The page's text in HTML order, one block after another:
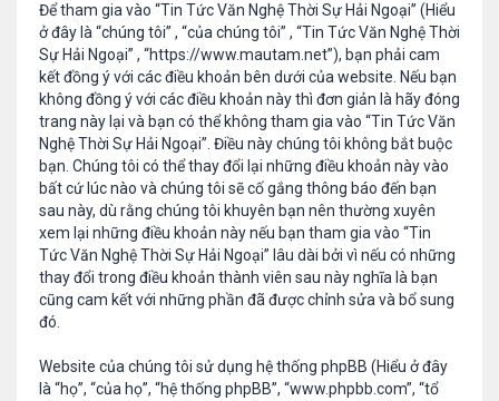
Để tham gia vào “Tin Tức Văn Nghệ Thời Sự Hải Ngoại” (Hiểu
ở đây là “chúng tôi” , “của chúng tôi” , “Tin Tức Văn Nghệ Thời
Sự Hải Ngoại” , “https://www.mautam.net”), bạn phải cam
kết đồng ý với các điều khoản bên dưới của website. Nếu bạn
không đồng ý với các điều khoản này thì đơn giản là hãy đóng
trang này lại và bạn có thể không tham gia vào “Tin Tức Văn
Nghệ Thời Sự Hải Ngoại”. Điều này chúng tôi không bắt buộc
bạn. Chúng tôi có thể thay đổi lại những điều khoản này vào
bất cứ lúc nào và chúng tôi sẽ cố gắng thông báo đến bạn
sau này, dù rằng chúng tôi khuyên bạn nên thường xuyên
xem lại những điều khoản này nếu bạn tham gia vào “Tin
Tức Văn Nghệ Thời Sự Hải Ngoại” lâu dài bởi vì nếu có những
thay đổi trong điều khoản thành viên sau này nghĩa là bạn
cũng cam kết với những phần đã được chỉnh sửa và bổ sung
đó.
Website của chúng tôi sử dụng hệ thống phpBB (Hiểu ở đây
là “họ”, “của họ”, “hệ thống phpBB”, “www.phpbb.com”, “tổ